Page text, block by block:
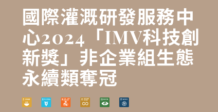
國際灌溉研發服務中
心2024「IMV科技創
新獎」非企業組生態
永續類奪冠